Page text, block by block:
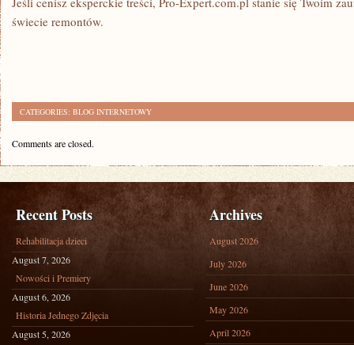
świecie remontów.
CATEGORIES: BLOG INTERNETOWY
Comments are closed.
Recent Posts
Rehabilitacja dzieci
August 7, 2026
Nowości i Premiery
August 6, 2026
Historia Jednego Zdjęcia
August 5, 2026
Archives
August 2026
July 2026
June 2026
May 2026
April 2026